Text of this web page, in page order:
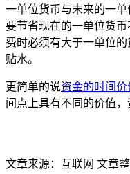
一单位货币与未来的一
要节省现在的一单位货
费时必须有大于一单位
贴水。
更简单的说资金的时间价
间点上具有不同的价值，
文章来源：互联网 文章